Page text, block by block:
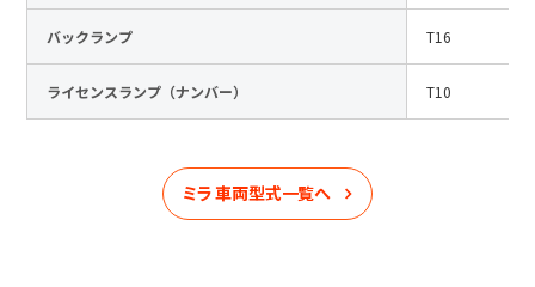
バックランプ T16
ライセンスランプ（ナンバー） T10
ミラ車両型式一覧へ